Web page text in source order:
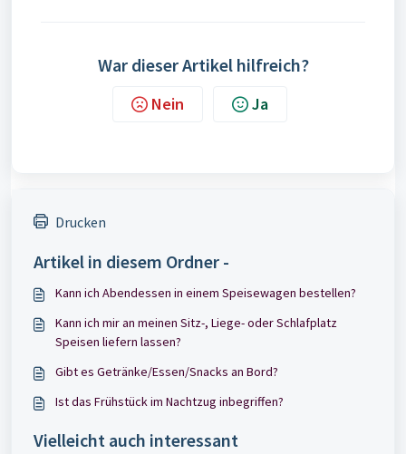
War dieser Artikel hilfreich?
Nein Ja
Drucken
Artikel in diesem Ordner -
Kann ich Abendessen in einem Speisewagen bestellen?
Kann ich mir an meinen Sitz-, Liege- oder Schlafplatz
Speisen liefern lassen?
Gibt es Getränke/Essen/Snacks an Bord?
Ist das Frühstück im Nachtzug inbegriffen?
Vielleicht auch interessant